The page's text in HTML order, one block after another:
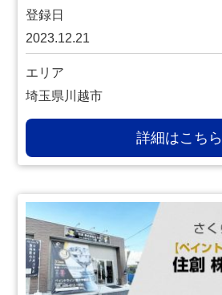
登録日
2023.12.21
エリア
埼玉県川越市
詳細はこちら